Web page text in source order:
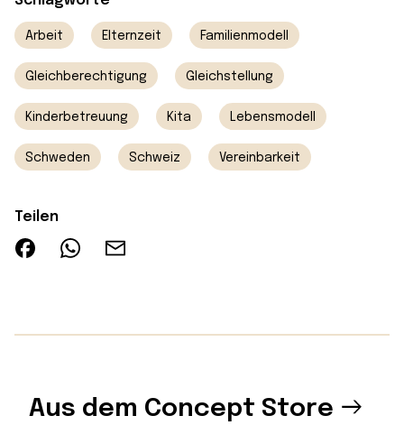
Arbeit Elternzeit Familienmodell
Gleichberechtigung Gleichstellung
Kinderbetreuung Kita Lebensmodell
Schweden Schweiz Vereinbarkeit
Teilen
Aus dem Concept Store